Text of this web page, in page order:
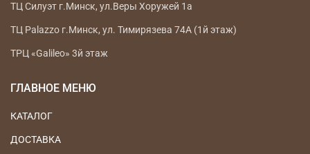
ТЦ Силуэт г.Минск, ул.Веры Хоружей 1а
ТЦ Palazzo г.Минск, ул. Тимирязева 74А (1й этаж)
ТРЦ «Galileo» 3й этаж
ГЛАВНОЕ МЕНЮ
КАТАЛОГ
ДОСТАВКА